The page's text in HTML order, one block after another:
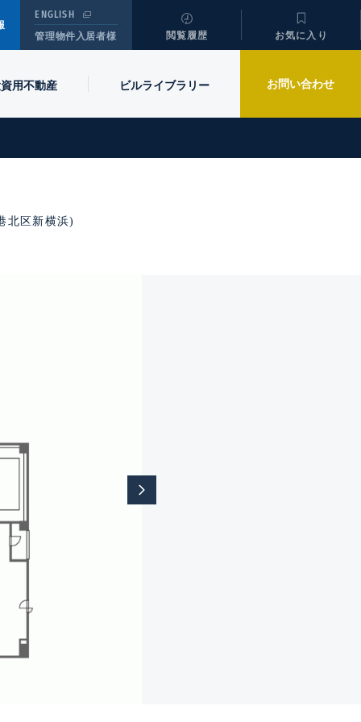
ENGLISH
管理物件入居者様
閲覧履歴 お気に入り
用不動産 ビルライブラリー お問い合わせ
北区新横浜)